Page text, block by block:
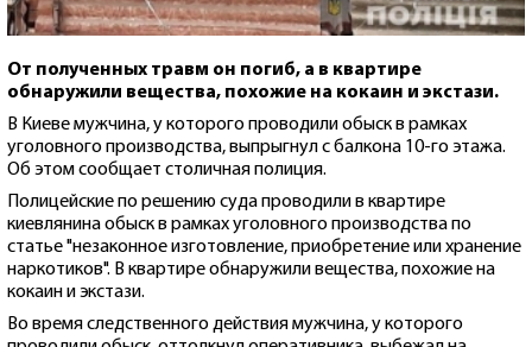
От полученных травм он погиб, а в квартире
обнаружили вещества, похожие на кокаин и экстази.
В Киеве мужчина, у которого проводили обыск в рамках
уголовного производства, выпрыгнул с балкона 10-го этажа.
Об этом сообщает столичная полиция.
Полицейские по решению суда проводили в квартире
киевлянина обыск в рамках уголовного производства по
статье "незаконное изготовление, приобретение или хранение
наркотиков". В квартире обнаружили вещества, похожие на
кокаин и экстази.
Во время следственного действия мужчина, у которого